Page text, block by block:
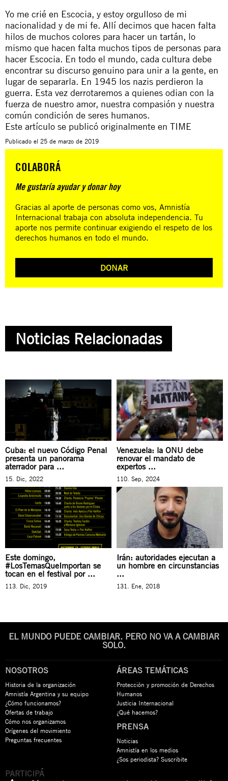
Yo me crié en Escocia, y estoy orgulloso de mi
nacionalidad y de mi fe. Allí decimos que hacen falta
hilos de muchos colores para hacer un tartán, lo
mismo que hacen falta muchos tipos de personas para
hacer Escocia. En todo el mundo, cada cultura debe
encontrar su discurso genuino para unir a la gente, en
lugar de separarla. En 1945 los nazis perdieron la
guerra. Esta vez derrotaremos a quienes odian con la
fuerza de nuestro amor, nuestra compasión y nuestra
común condición de seres humanos.
Este artículo se publicó originalmente en TIME
Publicado el 25 de marzo de 2019
COLABORÁ
Me gustaría ayudar y donar hoy
Gracias al aporte de personas como vos, Amnistía
Internacional trabaja con absoluta independencia. Tu
aporte nos permite continuar exigiendo el respeto de los
derechos humanos en todo el mundo.
DONAR
Noticias Relacionadas
Cuba: el nuevo Código Penal
presenta un panorama
aterrador para ...
15. Dic, 2022
Venezuela: la ONU debe
renovar el mandato de
expertos ...
110. Sep, 2024
Este domingo,
#LosTemasQueImportan se
tocan en el festival por ...
113. Dic, 2019
Irán: autoridades ejecutan a
un hombre en circunstancias
...
131. Ene, 2018
EL MUNDO PUEDE CAMBIAR. PERO NO VA A CAMBIAR
SOLO.
NOSOTROS
Historia de la organización
Amnistía Argentina y su equipo
¿Cómo funcionamos?
Ofertas de trabajo
Cómo nos organizamos
Orígenes del movimiento
Preguntas frecuentes
ÁREAS TEMÁTICAS
Protección y promoción de Derechos
Humanos
Justicia Internacional
¿Qué hacemos?
PRENSA
Noticias
Amnistía en los medios
¿Sos periodista? Suscribite
PARTICIPÁ